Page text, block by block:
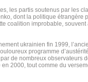
les partis soutenus par les
dont la politique
coalition improbable,
ukrainien fin 1999,
programme
de nombreux observateurs
2000, tout comme du